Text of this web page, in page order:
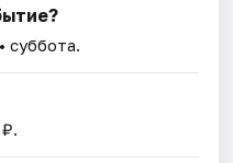
• суббота.